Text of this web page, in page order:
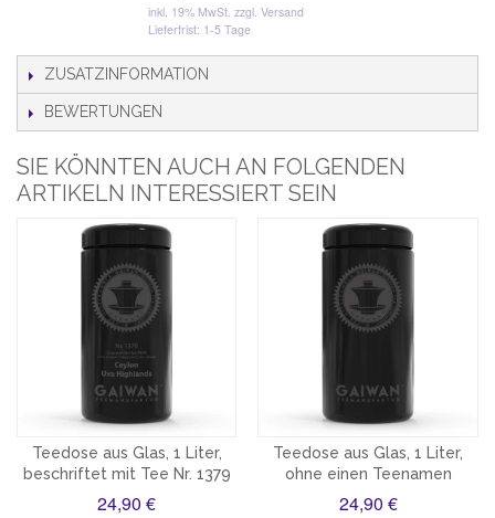
inkl. 19% MwSt. zzgl. Versand
Lieferfrist: 1-5 Tage
ZUSATZINFORMATION
BEWERTUNGEN
SIE KÖNNTEN AUCH AN FOLGENDEN
ARTIKELN INTERESSIERT SEIN
Teedose aus Glas, 1 Liter,
beschriftet mit Tee Nr. 1379
24,90 €
Teedose aus Glas, 1 Liter,
ohne einen Teenamen
24,90 €